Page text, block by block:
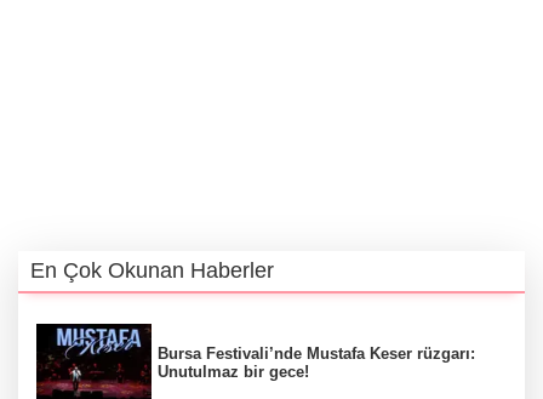
En Çok Okunan Haberler
Bursa Festivali’nde Mustafa Keser rüzgarı:
Unutulmaz bir gece!